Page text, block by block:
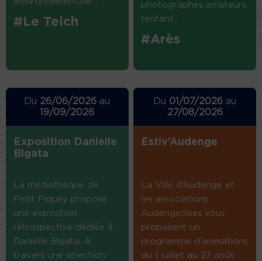
#Le Teich
photographes amateurs
(enfant...
#Arès
Du 26/06/2026 au
19/09/2026
Exposition Danielle
Bigata
La médiathèque de
Petit Piquey propose
une exposition
rétrospective dédiée à
Danielle Bigata. A
travers une sélection
Du 01/07/2026 au
27/08/2026
Estiv’Audenge
La Ville d’Audenge et
les associations
Audengeoises vous
proposent un
programme d’animations
du 1 juillet au 27 août.